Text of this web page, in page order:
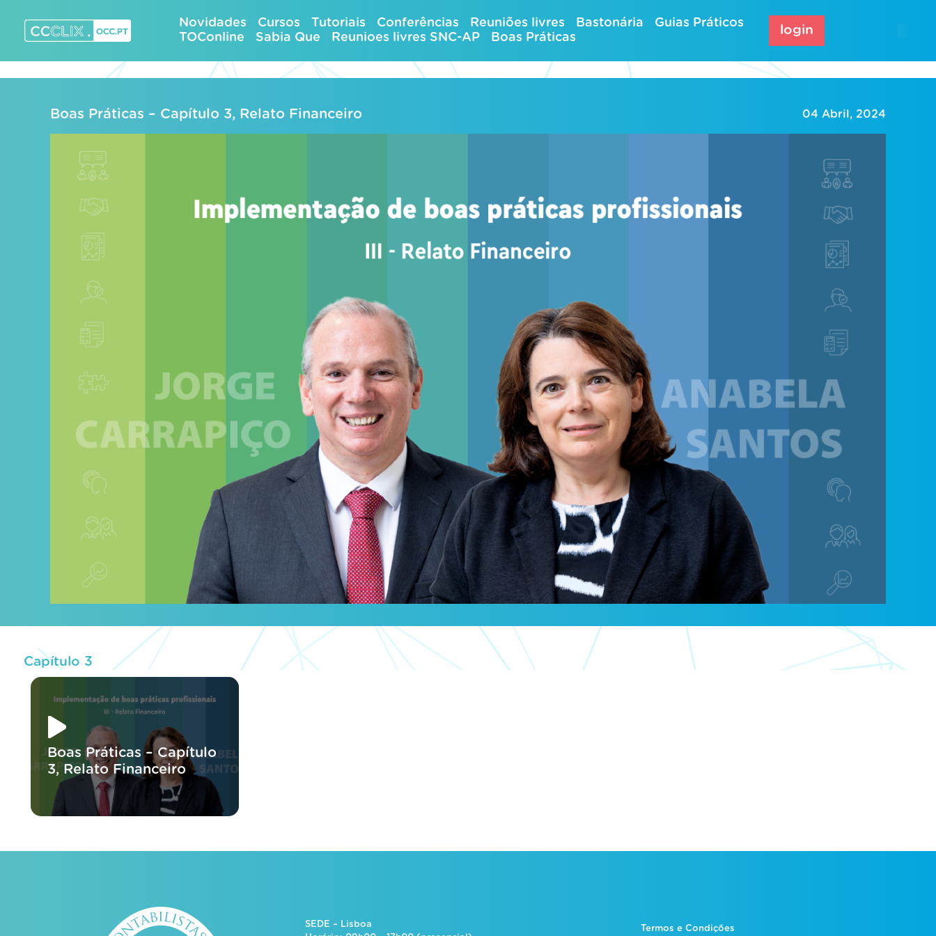
content
Novidades Cursos Tutoriais Conferências Reuniões livres Bastonária
Guias Práticos
TOConline
Sabia Que Reunioes livres SNC-AP Boas Práticas
login
Boas Práticas – Capítulo 3, Relato Financeiro 04 Abril, 2024
Capítulo 3
Boas Práticas – Capítulo
3, Relato Financeiro
SEDE – Lisboa
Termos e Condições